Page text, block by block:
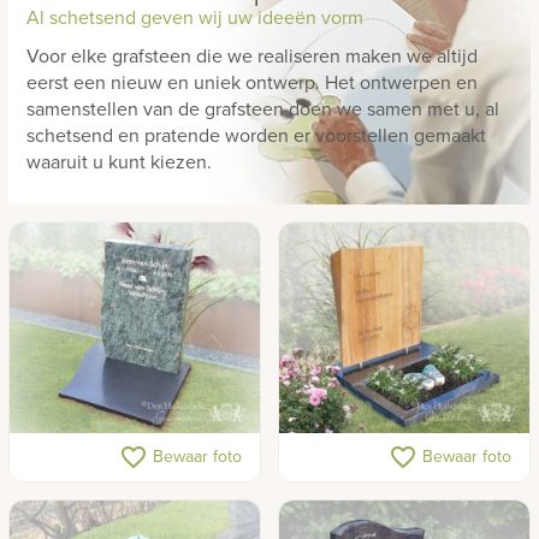
Al schetsend geven wij uw ideeën vorm
Voor elke grafsteen die we realiseren maken we altijd
eerst een nieuw en uniek ontwerp. Het ontwerpen en
samenstellen van de grafsteen doen we samen met u, al
schetsend en pratende worden er voorstellen gemaakt
waaruit u kunt kiezen.
Urnenmonument
favorite_border Bewaar foto Graf van houtfavorite_border Bewaar foto